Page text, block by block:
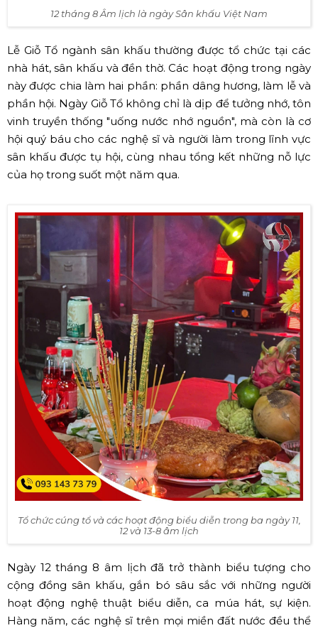
12 tháng 8 Âm lịch là ngày Sân khấu Việt Nam
Lễ Giỗ Tổ ngành sân khấu thường được tổ chức tại các
nhà hát, sân khấu và đền thờ. Các hoạt động trong ngày
này được chia làm hai phần: phần dâng hương, làm lễ và
phần hội. Ngày Giỗ Tổ không chỉ là dịp để tưởng nhớ, tôn
vinh truyền thống "uống nước nhớ nguồn", mà còn là cơ
hội quý báu cho các nghệ sĩ và người làm trong lĩnh vực
sân khấu được tụ hội, cùng nhau tổng kết những nỗ lực
của họ trong suốt một năm qua.
Tổ chức cúng tổ và các hoạt động biểu diễn trong ba ngày 11,
12 và 13-8 âm lịch
Ngày 12 tháng 8 âm lịch đã trở thành biểu tượng cho
cộng đồng sân khấu, gắn bó sâu sắc với những người
hoạt động nghệ thuật biểu diễn, ca múa hát, sự kiện.
Hàng năm, các nghệ sĩ trên mọi miền đất nước đều thể